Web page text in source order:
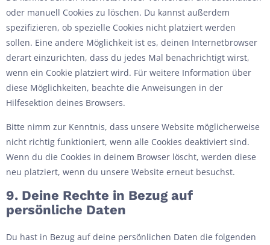
oder manuell Cookies zu löschen. Du kannst außerdem
spezifizieren, ob spezielle Cookies nicht platziert werden
sollen. Eine andere Möglichkeit ist es, deinen Internetbrowser
derart einzurichten, dass du jedes Mal benachrichtigt wirst,
wenn ein Cookie platziert wird. Für weitere Information über
diese Möglichkeiten, beachte die Anweisungen in der
Hilfesektion deines Browsers.
Bitte nimm zur Kenntnis, dass unsere Website möglicherweise
nicht richtig funktioniert, wenn alle Cookies deaktiviert sind.
Wenn du die Cookies in deinem Browser löscht, werden diese
neu platziert, wenn du unsere Website erneut besuchst.
9. Deine Rechte in Bezug auf
persönliche Daten
Du hast in Bezug auf deine persönlichen Daten die folgenden